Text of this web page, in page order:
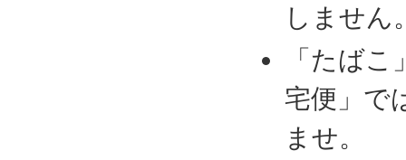
しません
「たば
宅便」で
ませ。